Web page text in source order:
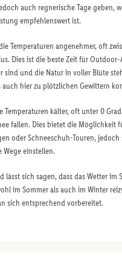
auch regnerische Tage geben,
empfehlenswert ist.
Temperaturen angenehmer, oft
Dies ist die beste Zeit für
sind und die Natur in voller Blüte
auch hier zu plötzlichen Gewittern
Temperaturen kälter, oft unter 0 Grad
fallen. Dies bietet die Möglichkeit
oder Schneeschuh-Touren, jedoch
einstellen.
lässt sich sagen, dass das Wetter im
im Sommer als auch im Winter
sich entsprechend vorbereitet.